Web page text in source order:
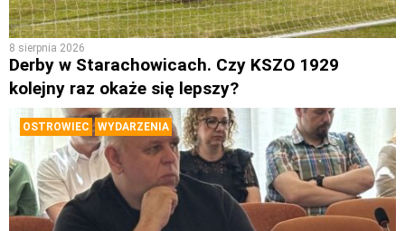
8 sierpnia 2026
Derby w Starachowicach. Czy KSZO 1929
kolejny raz okaże się lepszy?
OSTROWIEC WYDARZENIA